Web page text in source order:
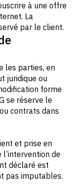
à une offre
La
par le client.
les parties, en
juridique ou
forme
se réserve le
contrats dans
et prise en
l’intervention de
déclaré est
pas imputables.